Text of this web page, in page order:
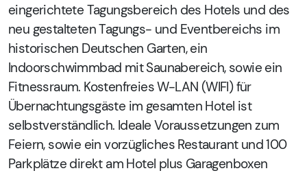
eingerichtete Tagungsbereich des Hotels und des
neu gestalteten Tagungs- und Eventbereichs im
historischen Deutschen Garten, ein
Indoorschwimmbad mit Saunabereich, sowie ein
Fitnessraum. Kostenfreies W-LAN (WIFI) für
Übernachtungsgäste im gesamten Hotel ist
selbstverständlich. Ideale Voraussetzungen zum
Feiern, sowie ein vorzügliches Restaurant und 100
Parkplätze direkt am Hotel plus Garagenboxen